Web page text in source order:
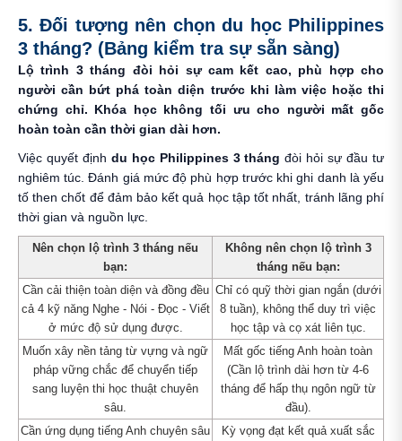
5. Đối tượng nên chọn du học Philippines
3 tháng? (Bảng kiểm tra sự sẵn sàng)
Lộ trình 3 tháng đòi hỏi sự cam kết cao, phù hợp cho
người cần bứt phá toàn diện trước khi làm việc hoặc thi
chứng chỉ. Khóa học không tối ưu cho người mất gốc
hoàn toàn cần thời gian dài hơn.
Việc quyết định du học Philippines 3 tháng đòi hỏi sự đầu tư
nghiêm túc. Đánh giá mức độ phù hợp trước khi ghi danh là yếu
tố then chốt để đảm bảo kết quả học tập tốt nhất, tránh lãng phí
thời gian và nguồn lực.
Nên chọn lộ trình 3 tháng nếu
bạn:
Không nên chọn lộ trình 3
tháng nếu bạn:
Cần cải thiện toàn diện và đồng đều
cả 4 kỹ năng Nghe - Nói - Đọc - Viết
ở mức độ sử dụng được.
Chỉ có quỹ thời gian ngắn (dưới
8 tuần), không thể duy trì việc
học tập và cọ xát liên tục.
Muốn xây nền tảng từ vựng và ngữ
pháp vững chắc để chuyển tiếp
sang luyện thi học thuật chuyên
sâu.
Mất gốc tiếng Anh hoàn toàn
(Cần lộ trình dài hơn từ 4-6
tháng để hấp thụ ngôn ngữ từ
đầu).
Cần ứng dụng tiếng Anh chuyên sâu
Kỳ vọng đạt kết quả xuất sắc